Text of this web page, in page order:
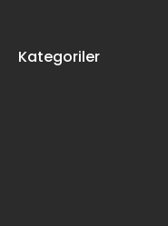
Kategoriler